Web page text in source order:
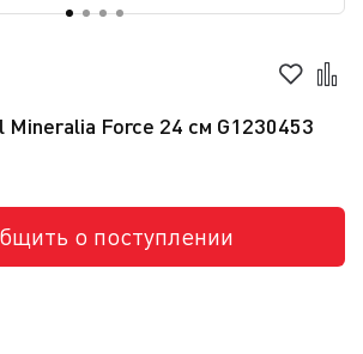
Force 24 см G1230453
о поступлении